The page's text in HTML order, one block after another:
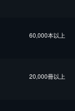
60,000本以上
20,000冊以上